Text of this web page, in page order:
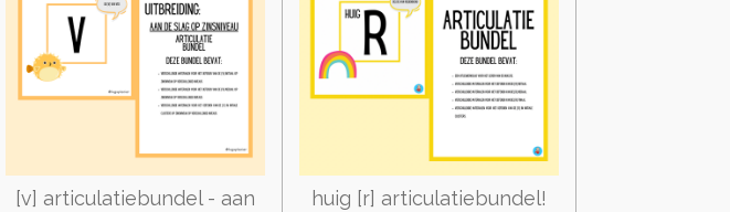
[v] articulatiebundel - aan
huig [r] articulatiebundel!